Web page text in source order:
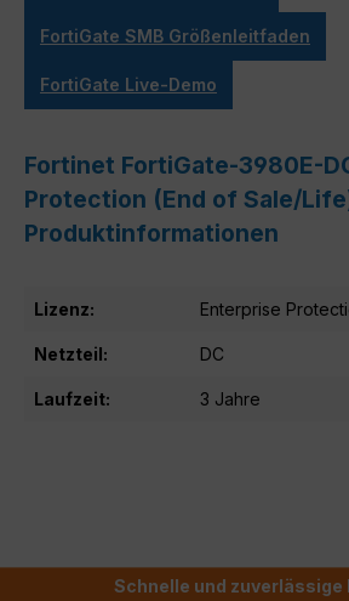
FortiGate SMB Größenleitfaden
FortiGate Live-Demo
Fortinet FortiGate-3980E-
Protection (End of Sale/
Produktinformationen
Lizenz: Enterprise
Netzteil: DC
Laufzeit: 3 Jahre
Schnelle und zuverlässige